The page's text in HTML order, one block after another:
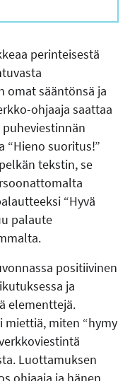
perinteisestä
omat sääntönsä ja
ohjaaja saattaa
“Hieno suoritus!”
tekstin, se
“Hyvä
palaute
positiivinen
ja
elementtejä.
miettiä, miten “hymy
Luottamuksen